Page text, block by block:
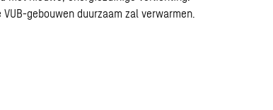
gebouwen duurzaam zal verwarmen.